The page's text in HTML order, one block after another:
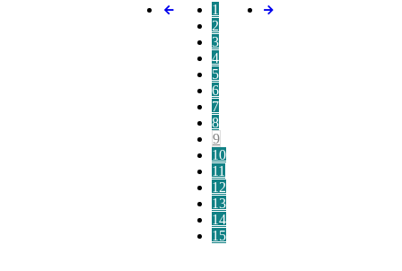
1
2
3
4
5
6
7
8
9
10
11
12
13
14
15